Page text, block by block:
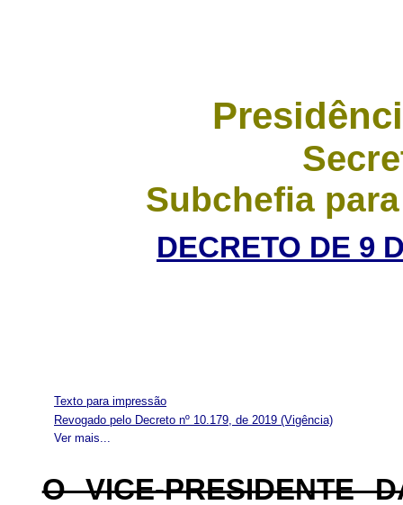
Subchefia
DECRETO DE 9
Texto para impressão
Ver mais...
Revogado pelo Decreto nº 10.179, de 2019 (Vigência)
O VICE-PRESIDENTE